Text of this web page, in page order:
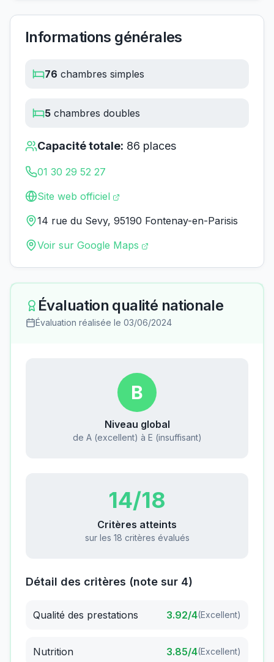
Informations générales
76 chambres simples
5 chambres doubles
Capacité totale: 86 places
01 30 29 52 27
Site web officiel
14 rue du Sevy, 95190 Fontenay-en-Parisis
Voir sur Google Maps
Évaluation qualité nationale
Évaluation réalisée le 03/06/2024
B
Niveau global
de A (excellent) à E (insuffisant)
14/18
Critères atteints
sur les 18 critères évalués
Détail des critères (note sur 4)
Qualité des prestations 3.92/4(Excellent)
Nutrition 3.85/4(Excellent)